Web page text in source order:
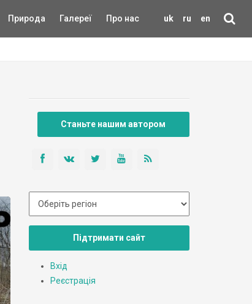
uk ru en
Природа Галереї Про нас
Станьте нашим автором
Підтримати сайт
Вхід
Реєстрація